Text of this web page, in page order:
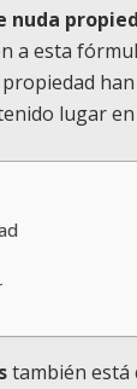
nuda
a esta
lugar
también está